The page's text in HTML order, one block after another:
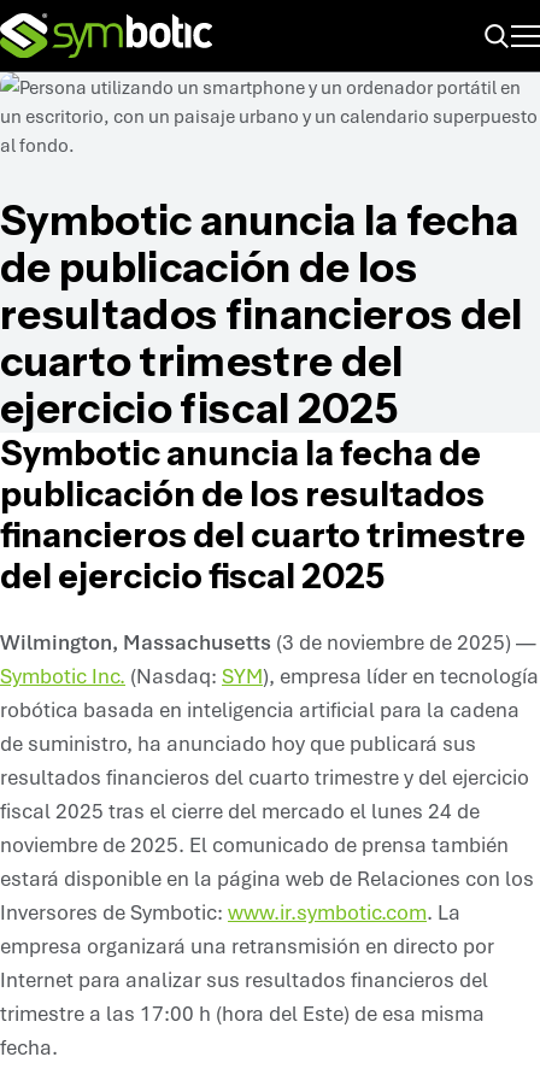
Symbotic anuncia la fecha
de publicación de los
resultados financieros del
cuarto trimestre del
ejercicio fiscal 2025
Symbotic anuncia la fecha de
publicación de los resultados
financieros del cuarto trimestre
del ejercicio fiscal 2025
Wilmington, Massachusetts (3 de noviembre de 2025) —
Symbotic Inc. (Nasdaq: SYM), empresa líder en tecnología
robótica basada en inteligencia artificial para la cadena
de suministro, ha anunciado hoy que publicará sus
resultados financieros del cuarto trimestre y del ejercicio
fiscal 2025 tras el cierre del mercado el lunes 24 de
noviembre de 2025. El comunicado de prensa también
estará disponible en la página web de Relaciones con los
Inversores de Symbotic: www.ir.symbotic.com. La
empresa organizará una retransmisión en directo por
Internet para analizar sus resultados financieros del
trimestre a las 17:00 h (hora del Este) de esa misma
fecha.